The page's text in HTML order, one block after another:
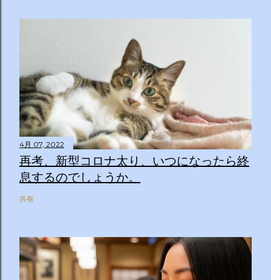
4月 07, 2022
再考、新型コロナ太り、いつになったら終
息するのでしょうか。
共有